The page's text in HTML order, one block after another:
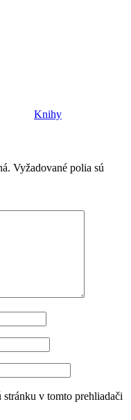
Knihy
Vyžadované polia sú
v tomto prehliadači